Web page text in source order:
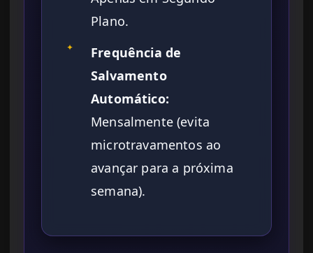
Plano.
✦
Frequência de
Salvamento
Automático:
Mensalmente (evita
microtravamentos ao
avançar para a próxima
semana).